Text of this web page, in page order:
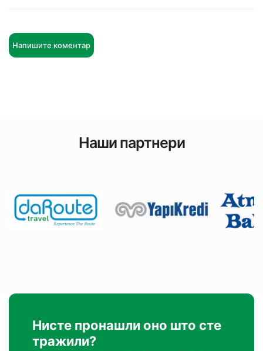
Напишите коментар
Наши партнери
Нисте пронашли оно што сте
тражили?